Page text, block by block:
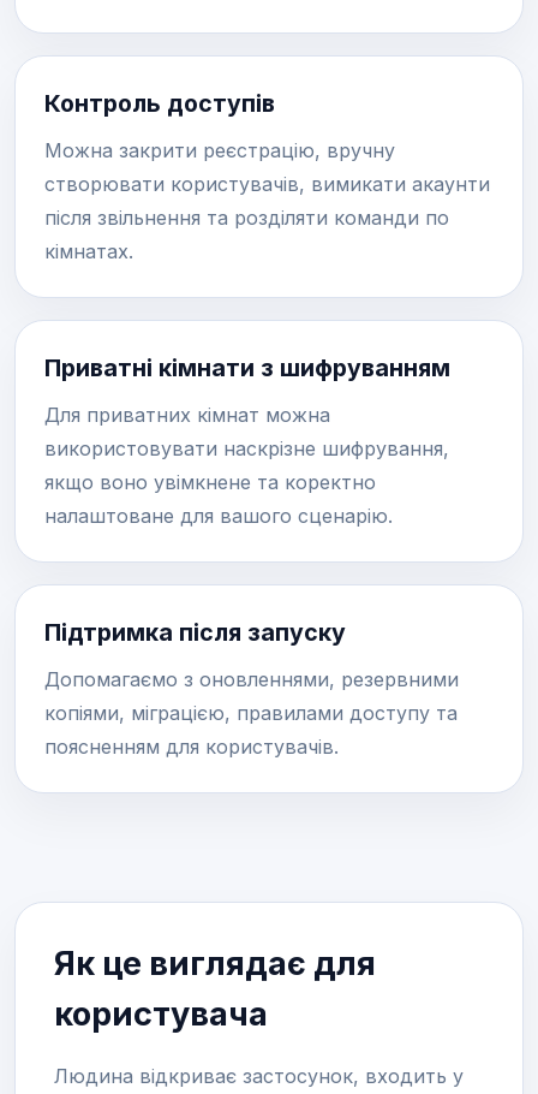
Контроль доступів
Можна закрити реєстрацію, вручну
створювати користувачів, вимикати акаунти
після звільнення та розділяти команди по
кімнатах.
Приватні кімнати з шифруванням
Для приватних кімнат можна
використовувати наскрізне шифрування,
якщо воно увімкнене та коректно
налаштоване для вашого сценарію.
Підтримка після запуску
Допомагаємо з оновленнями, резервними
копіями, міграцією, правилами доступу та
поясненням для користувачів.
Як це виглядає для
користувача
Людина відкриває застосунок, входить у